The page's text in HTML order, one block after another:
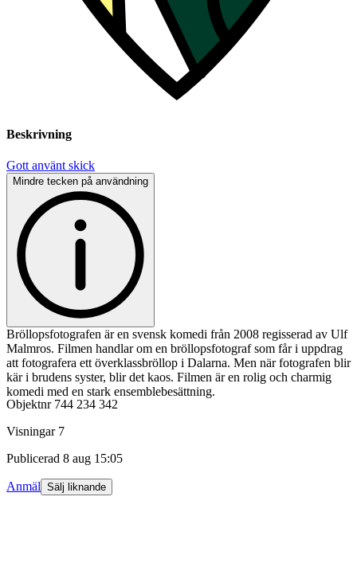
Beskrivning
Gott använt skick
Mindre tecken på användning
Bröllopsfotografen är en svensk komedi från 2008 regisserad av Ulf
Malmros. Filmen handlar om en bröllopsfotograf som får i uppdrag
att fotografera ett överklassbröllop i Dalarna. Men när fotografen blir
kär i brudens syster, blir det kaos. Filmen är en rolig och charmig
komedi med en stark ensemblebesättning.
Objektnr 744 234 342
Visningar 7
Publicerad 8 aug 15:05
Anmäl Sälj liknande